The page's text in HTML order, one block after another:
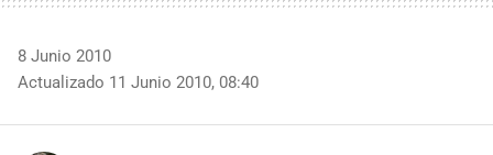
8 Junio 2010
Actualizado 11 Junio 2010, 08:40